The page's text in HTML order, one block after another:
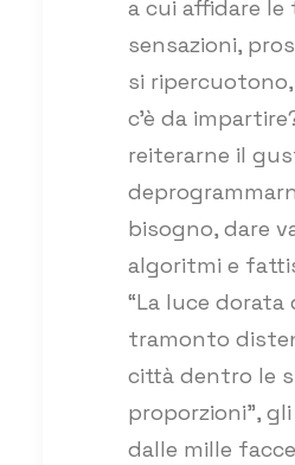
a cui affidare le
sensazioni,
si
c’è da
reiterarne il
bisogno, dare
algoritmi e
“La luce dorata
tramonto
città dentro le
proporzioni”,
dalle mille